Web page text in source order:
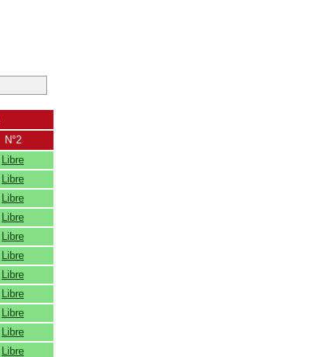
N°2
Libre
Libre
Libre
Libre
Libre
Libre
Libre
Libre
Libre
Libre
Libre